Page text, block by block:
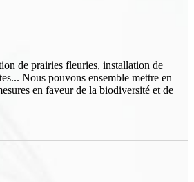
de prairies fleuries, installation de
Nous pouvons ensemble mettre en
en faveur de la biodiversité et de